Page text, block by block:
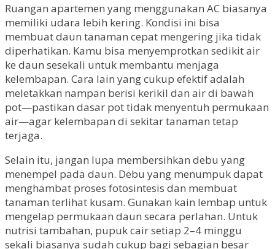
Ruangan apartemen yang menggunakan AC biasanya
memiliki udara lebih kering. Kondisi ini bisa
membuat daun tanaman cepat mengering jika tidak
diperhatikan. Kamu bisa menyemprotkan sedikit air
ke daun sesekali untuk membantu menjaga
kelembapan. Cara lain yang cukup efektif adalah
meletakkan nampan berisi kerikil dan air di bawah
pot—pastikan dasar pot tidak menyentuh permukaan
air—agar kelembapan di sekitar tanaman tetap
terjaga.
Selain itu, jangan lupa membersihkan debu yang
menempel pada daun. Debu yang menumpuk dapat
menghambat proses fotosintesis dan membuat
tanaman terlihat kusam. Gunakan kain lembap untuk
mengelap permukaan daun secara perlahan. Untuk
nutrisi tambahan, pupuk cair setiap 2–4 minggu
sekali biasanya sudah cukup bagi sebagian besar